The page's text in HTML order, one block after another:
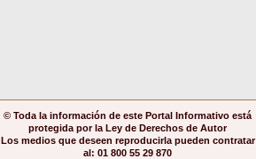
© Toda la información de este Portal Informativo está
protegida por la Ley de Derechos de Autor
Los medios que deseen reproducirla pueden contratar
al: 01 800 55 29 870